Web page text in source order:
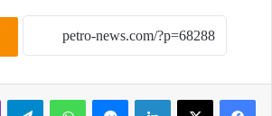
لينكدإن ماسنجر واتساب